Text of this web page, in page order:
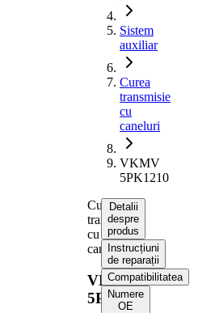
Sistem
auxiliar
Curea
transmisie
cu
caneluri
VKMV
5PK1210
Curea
transmisie
cu
caneluri
VKMV
5PK1210
Detalii
despre
produs
Instrucțiuni
de reparații
Compatibilitatea
Numere
OE